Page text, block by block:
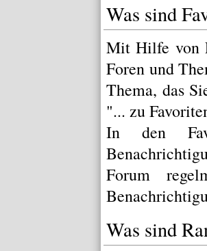
Was sind
Mit Hilfe von
Foren und
Thema, das
"... zu
In den
Forum
Was sind